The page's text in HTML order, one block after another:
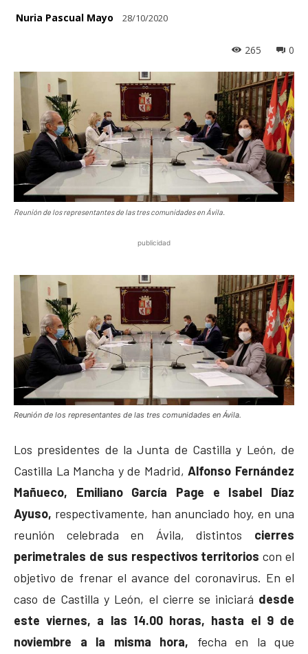
Nuria Pascual Mayo 28/10/2020
0
265
Reunión de los representantes de las tres comunidades en Ávila.
publicidad
Reunión de los representantes de las tres comunidades en Ávila.
Los presidentes de la Junta de Castilla y León, de
Castilla La Mancha y de Madrid, Alfonso Fernández
Mañueco, Emiliano García Page e Isabel Díaz
Ayuso, respectivamente, han anunciado hoy, en una
reunión celebrada en Ávila, distintos cierres
perimetrales de sus respectivos territorios con el
objetivo de frenar el avance del coronavirus. En el
caso de Castilla y León, el cierre se iniciará desde
este viernes, a las 14.00 horas, hasta el 9 de
noviembre a la misma hora, fecha en la que